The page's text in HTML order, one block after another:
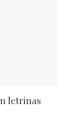
letrinas